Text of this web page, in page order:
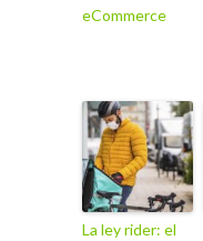
eCommerce
La ley rider: el